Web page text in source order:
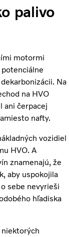
palivo
motormi
Na
na HVO
ani čerpacej
nafty.
vozidiel
HVO. A
znamenajú, že
aby uspokojila
sebe nevyrieši
hľadiska
niektorých